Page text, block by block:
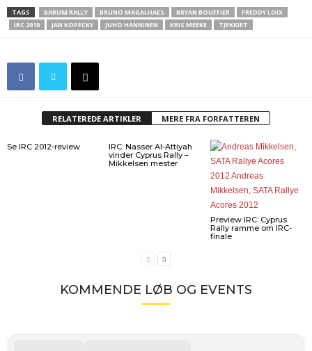
TAGS BARUM RALLY BRUNO MAGALHAES BRYAN BOUFFIER
FREDDY LOIX
IRC 2010
JAN KOPECKY JUHO HANNINEN KRIS MEEKE TJEKKIET
RELATEREDE ARTIKLER MERE FRA FORFATTEREN
Se IRC 2012-review
IRC: Nasser Al-Attiyah
vinder Cyprus Rally –
Mikkelsen mester
Preview IRC: Cyprus
Rally ramme om IRC-
finale
KOMMENDE LØB OG EVENTS